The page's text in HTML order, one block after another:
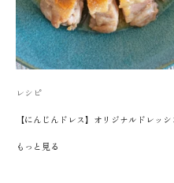
レシピ
【にんじんドレス】オリジナルドレッ
もっと見る